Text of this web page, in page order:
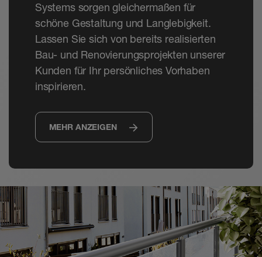
Systems sorgen gleichermaßen für
schöne Gestaltung und Langlebigkeit.
Lassen Sie sich von bereits realisierten
Bau- und Renovierungsprojekten unserer
Kunden für Ihr persönliches Vorhaben
inspirieren.
MEHR ANZEIGEN